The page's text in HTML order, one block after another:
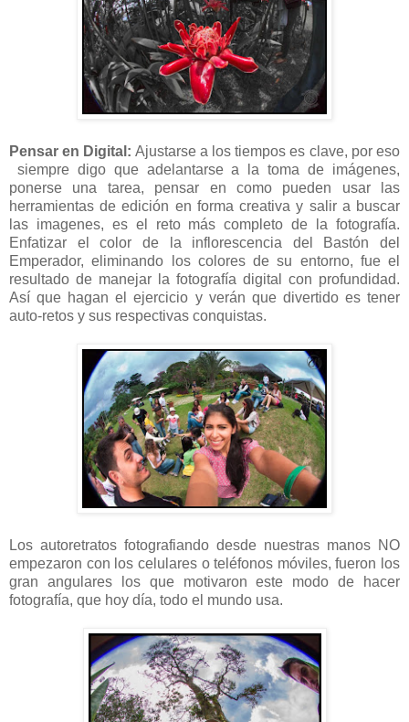
Pensar en Digital: Ajustarse a los tiempos es clave, por eso
siempre digo que adelantarse a la toma de imágenes,
ponerse una tarea, pensar en como pueden usar las
herramientas de edición en forma creativa y salir a buscar
las imagenes, es el reto más completo de la fotografía.
Enfatizar el color de la inflorescencia del Bastón del
Emperador, eliminando los colores de su entorno, fue el
resultado de manejar la fotografía digital con profundidad.
Así que hagan el ejercicio y verán que divertido es tener
auto-retos y sus respectivas conquistas.
Los autoretratos fotografiando desde nuestras manos NO
empezaron con los celulares o teléfonos móviles, fueron los
gran angulares los que motivaron este modo de hacer
fotografía, que hoy día, todo el mundo usa.